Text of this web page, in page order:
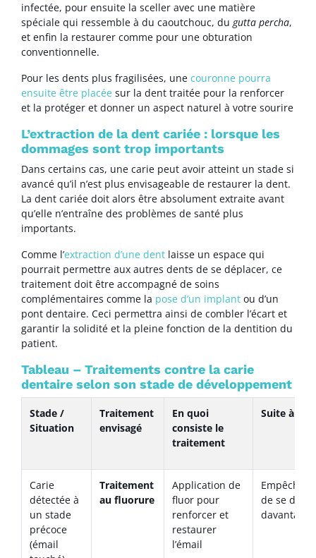
infectée, pour ensuite la sceller avec une matière
spéciale qui ressemble à du caoutchouc, du gutta percha,
et enfin la restaurer comme pour une obturation
conventionnelle.
Pour les dents plus fragilisées, une couronne pourra
ensuite être placée sur la dent traitée pour la renforcer
et la protéger et donner un aspect naturel à votre sourire
L’extraction de la dent cariée : lorsque les
dommages sont trop importants
Dans certains cas, une carie peut avoir atteint un stade si
avancé qu’il n’est plus envisageable de restaurer la dent.
La dent cariée doit alors être absolument extraite avant
qu’elle n’entraîne des problèmes de santé plus
importants.
Comme l’extraction d’une dent laisse un espace qui
pourrait permettre aux autres dents de se déplacer, ce
traitement doit être accompagné de soins
complémentaires comme la pose d’un implant ou d’un
pont dentaire. Ceci permettra ainsi de combler l’écart et
garantir la solidité et la pleine fonction de la dentition du
patient.
Tableau – Traitements contre la carie
dentaire selon son stade de développement
Stade /
Situation
Traitement
envisagé
En quoi
consiste le
traitement
Suite à
Carie
détectée à
un stade
précoce
(émail
Traitement
au fluorure
Application de
fluor pour
renforcer et
restaurer
l’émail
Empêche
de se
davantage